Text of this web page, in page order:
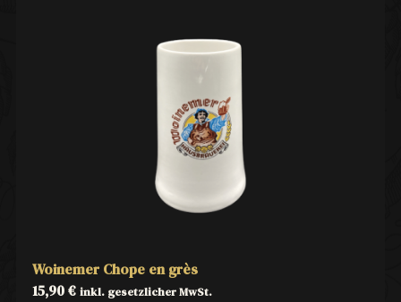
Woinemer Chope en grès
15,90€ inkl. gesetzlicher MwSt.